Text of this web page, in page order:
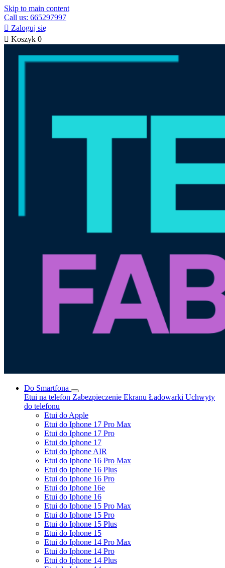
Skip to main content
Call us: 665297997
 Zaloguj się
 Koszyk 0
Do Smartfona
Etui na telefon Zabezpieczenie Ekranu Ładowarki Uchwyty
do telefonu
Etui do Apple
Etui do Iphone 17 Pro Max
Etui do Iphone 17 Pro
Etui do Iphone 17
Etui do Iphone AIR
Etui do Iphone 16 Pro Max
Etui do Iphone 16 Plus
Etui do Iphone 16 Pro
Etui do Iphone 16e
Etui do Iphone 16
Etui do Iphone 15 Pro Max
Etui do Iphone 15 Pro
Etui do Iphone 15 Plus
Etui do Iphone 15
Etui do Iphone 14 Pro Max
Etui do Iphone 14 Pro
Etui do Iphone 14 Plus